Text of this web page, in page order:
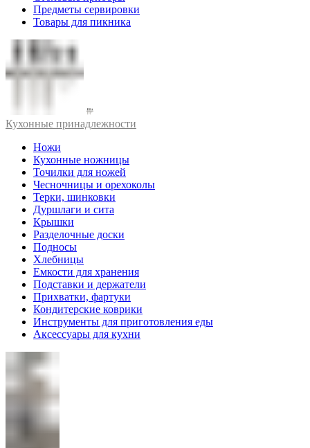
Предметы сервировки
Товары для пикника
Кухонные принадлежности
Ножи
Кухонные ножницы
Точилки для ножей
Чесночницы и орехоколы
Терки, шинковки
Дуршлаги и сита
Крышки
Разделочные доски
Подносы
Хлебницы
Емкости для хранения
Подставки и держатели
Прихватки, фартуки
Кондитерские коврики
Инструменты для приготовления еды
Аксессуары для кухни